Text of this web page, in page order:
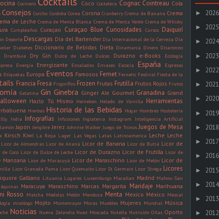
Cocinero Coco Coctelera Cognac Cointreau Cola
Consejos Corcho Cordoba Corea Corona Cranberry Crema de Banana Crema
de Leche Crema de Menta Blanca Crema de Menta Verde Crema de Whisky
Cumpleaños Curaçao Curaçao Blue Curiosidades Cursos Daiquirí
Deporte Descargas Día del Bartender Día Internacional de la Cerveza Día
Diabetes Diccionario de Bebidas Dieta Dinamarca Dinero Disaronno
Drambuie Dry Gin Dulce de Leche Dulces Durazno e-Books
Ecología
Energía Energizante Ensaladas Envases Escocia España Espresso
Etiquetas Europa Eventos Famosos Fernet Fernetic Festival Fiesta de la
Francia Fresa Frigorifico Frozen Frutas Frutilla Frutos Rojos Frutos
Gelatina Gin Ginebra Ginger Ale Gourmet Granadina Grand
Hazlo Tú Mismo Heineken Helado de Vainilla Herramientas
Hierbas Historia de las Bebidas Hogar Hombres Hostelería
Illy India Infografías Infusiones Inglaterra Instagram
Inteligencia Artificial
Jamón Japón Jengibre Jerez Johnnie Walker Juego de Tronos Juegos de Mesa
Kirsch Kiwi La Rioja Lager Las Vegas Latas Latinoamerica Leche Leche
Licor de Almendras Licor de Ananá Licor de Banana Licor de Butiá Licor de
Coco Licor de Dulce de Leche Licor de Durazno Licor de Frutilla Licor de
Manzana Licor de Maracuyá Licor de Maraschino Licor de Melón Licor de
Licor Granada Pama Licor Quemaito Licor St Germain Licor Strega Licores
Galliano Lituania Lugares Luxemburgo Macallan Madrid Mahou-San
Maracuya Maraschino Marcas Margarita Maridaje Marihuana
Rosso Matcha Medidas Melón Mendoza Menta Mexico México Mezcal
mixólogo Mojito Montemayor Moras Muebles Mujeres Mundial Música
Noticias Nueva Zelandia Nuez Moscada Nutella Nutrición Ollas Oporto
► 2026
► 2025
► 2024
► 2023
► 2022
► 2021
► 2020
► 2019
► 2018
► 2017
► 2016
► 2015
► 2014
► 2013
► 2012